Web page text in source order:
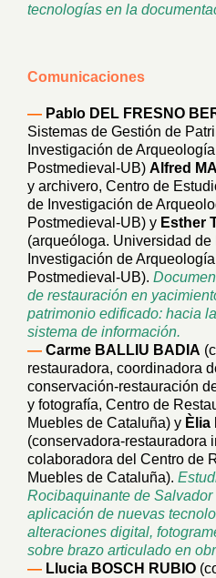
tecnologías en la
Comunicaciones
— Pablo DEL FRESNO
Sistemas de Gestión de
Investigación de
Postmedieval-UB) Alfred
y archivero, Centro de
de Investigación de
Postmedieval-UB) y Esther
(arqueóloga. Universidad
Investigación de
Postmedieval-UB).
de restauración en
patrimonio edificado: hacia
sistema de información.
— Carme BALLIU BADIA
restauradora, coordinadora
conservación-restauración
y fotografía, Centro de
Muebles de Cataluña) y Èlia
(conservadora-restauradora
colaboradora del Centro de
Muebles de Cataluña).
Rocibaquinante de Salvador
aplicación de nuevas
alteraciones digital,
sobre brazo articulado en
— Llucia BOSCH RUBIO